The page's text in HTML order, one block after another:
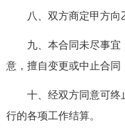
八、双方商定甲方向乙
九、本合同未尽事宜
意，擅自变更或中止合同
十、经双方同意可终
行的各项工作结算。